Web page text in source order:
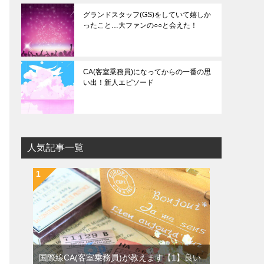
グランドスタッフ(GS)をしていて嬉しか
ったこと…大ファンの○○と会えた！
CA(客室乗務員)になってからの一番の思
い出！新人エピソード
人気記事一覧
国際線CA(客室乗務員)が教えます【1】良い